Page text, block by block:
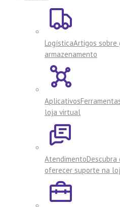
LogísticaArtigos
armazenamento
Aplicativos
loja virtual
AtendimentoDescubra
oferecer suporte na